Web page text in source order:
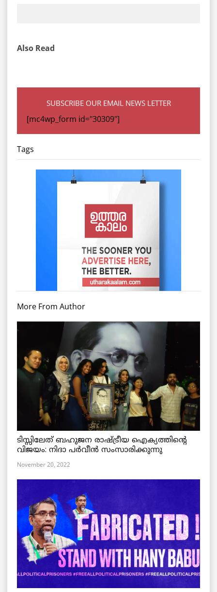
Also Read
SUBSCRIBE OUR EMAIL NEWS LETTER
[mc4wp_form id="30309"]
Tags
More From Author
ടിസ്സിലേത് ബഹുജന രാഷ്ട്രീയ ഐക്യത്തിന്റെ
വിജയം: നിദാ പർവീൻ സംസാരിക്കുന്നു
November 20, 2022